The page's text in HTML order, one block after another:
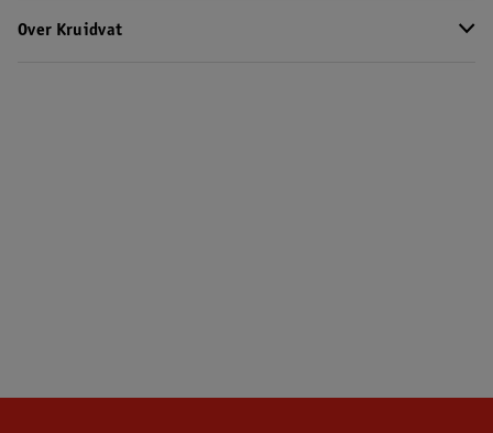
Over Kruidvat